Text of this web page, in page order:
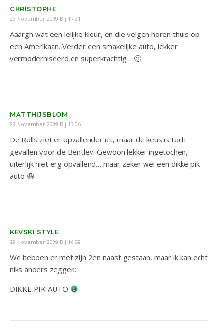
CHRISTOPHE
29 November 2009 Bij 17:21
Aaargh wat een lelijke kleur, en die velgen horen thuis op
een Amerikaan. Verder een smakelijke auto, lekker
vermoderniseerd en superkrachtig… 🙂
MATTHIJSBLOM
29 November 2009 Bij 17:06
De Rolls ziet er opvallender uit, maar de keus is toch
gevallen voor de Bentley. Gewoon lekker ingetochen,
uiterlijk niet erg opvallend… maar zeker wel een dikke pik
auto 😆
KEVSKI STYLE
29 November 2009 Bij 16:58
We hebben er met zijn 2en naast gestaan, maar ik kan echt
niks anders zeggen:
DIKKE PIK AUTO